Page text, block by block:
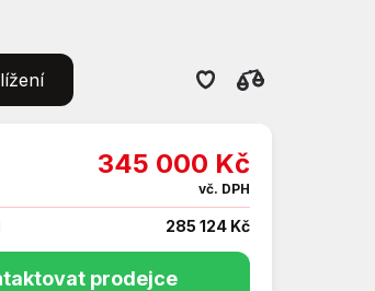
345 000 Kč
vč. DPH
285 124 Kč
prodejce